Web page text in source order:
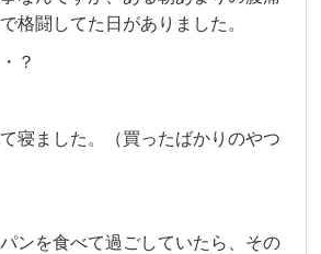
格闘してた日がありました。
？
寝ました。（買ったばかりのやつ
ンを食べて過ごしていたら、その